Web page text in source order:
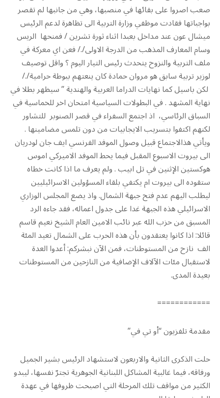
صعب اصروا على بقائها في منصبها، وهي من جانبها لم تقصر
بواجباتها فقادت موظفي وزارة التربية الى تظاهرة لدعم الرئيس
ميشال عون عند مداخل بعبدا اثناء ثورة تشرين / فمنحها الريس
وسام المعارف المذهب من الدرجة الاولى/./ فعن اي معركة في
ملف التربية والنزوح يتحدث رئيس التيار اليوم ؟ واقل توصيف
لوزير تربية سابق هو مروان حمادة كان ينعتهم ببوطة حرامية/./
لكن باسيل كما نهايات الدراما العربية والهندية ” سيظهر بطلا في
نهاية المشهد . في البطولات السياسية امتحان اخر للخماسية في
السباق الرئاسي، اذ اجتمع السفراء في قصر الصنوبر للتشاور
لكنهم اكتفوا بتسريب الايجابيات من دون تلمس مضامينها .
ويأتي هذالاجتماع قبيل وصول الموفد الفرنسي ايف جان لودريان
الى بيروت الاسبوع المقبل فيما يحط الموفد الاميركي اموس
هوكستين الإثنين في تل ابيب . ولم يعرف ما اذا كانت خطاه
ستقوده الى بيروت ام يكتفي بلقاء المسؤولين الاسرائيليين
ليطلب اليهم عدم فتح جبهة الشمال. واذ يضع المجلس الوزاري
الاسرائيلي هذه الجبهة غدا على جدول اعماله، فقد جاءه الرد
المسبق من حزب الله عبر نائب الامين العام الشيخ نعيم قاسم
قائلا: اذا كانوا يعتقدون بأن هذه الحرب على الشمال تعيد المئة
الف نازح من المستوطنات، فمن الآن نبشركم: أعدوا العدة
لاستقبال مئات الآلاف الإضافية من النازحين من المستوطنات
بعيدة المدى.
============
مقدمة تلفزيون “أو تي في”
حلت الذكرى الثانية والاربعون لاستشهاد الرئيس بشير الجميل
ورفاقه، فيما غالبية المشاكل اللبنانية الجوهرية تجترّ نفسها، ليبدو
الكثير من مواقف تلك المرحلة التي اصبحت ظروفها في عهدة